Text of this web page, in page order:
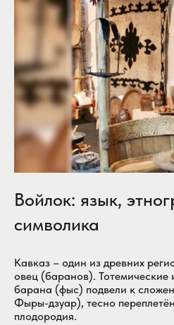
Войлок: язык,
символика
Кавказ – один из древних
овец (баранов). Тотемические
барана (фыс) подвели к
Фыры-дзуар), тесно
плодородия.